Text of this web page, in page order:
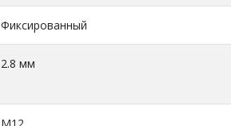
Фиксированный
2.8 мм
M12